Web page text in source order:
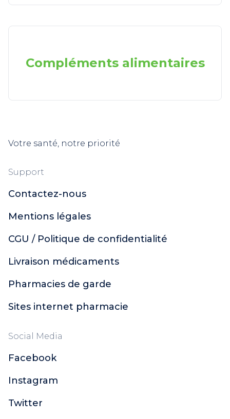
Compléments alimentaires
Votre santé, notre priorité
Support
Contactez-nous
Mentions légales
CGU / Politique de confidentialité
Livraison médicaments
Pharmacies de garde
Sites internet pharmacie
Social Media
Facebook
Instagram
Twitter